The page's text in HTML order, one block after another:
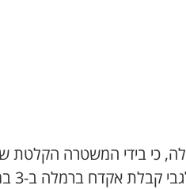
כי בידי המשטרה הקלטת